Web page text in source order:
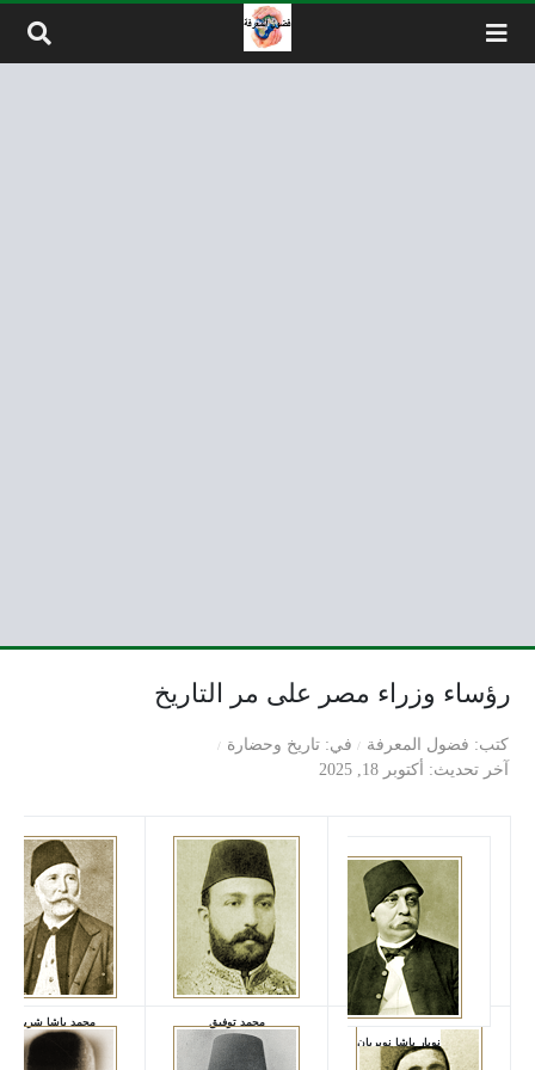
رؤساء وزراء مصر على مر التاريخ
كتب فضول المعرفة في تاريخ وحضارة
آخر تحديث
أكتوبر 18, 2025
نوبار باشا نوبريان
محمد توفيق محمد باشا شريف